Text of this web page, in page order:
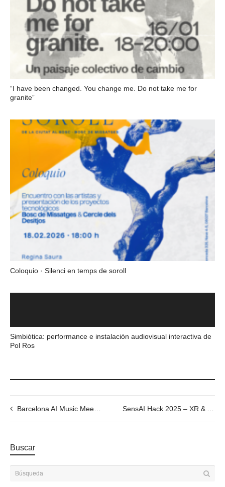
“I have been changed. You change me. Do not take me for
granite”
Coloquio · Silenci en temps de soroll
Simbiòtica: performance e instalación audiovisual interactiva de
Pol Ros
Barcelona AI Music Meetup – “U.N.C.A.N.N.Y.”
Buscar